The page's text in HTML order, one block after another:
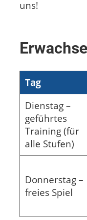
uns!
Tag
Dienstag –
geführtes
Training (für
alle Stufen)
Donnerstag –
freies Spiel